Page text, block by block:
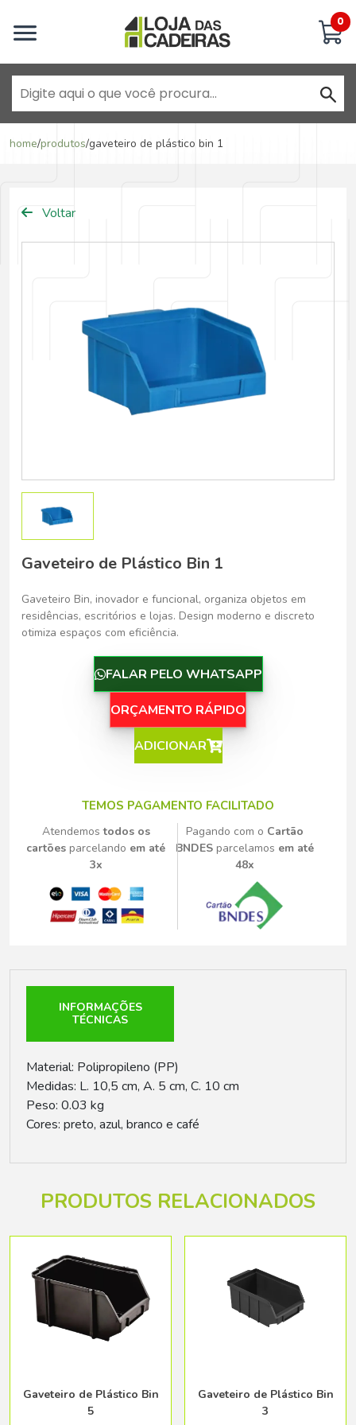
0
home/produtos/gaveteiro de plástico bin 1
Voltar
Gaveteiro de Plástico Bin 1
Gaveteiro Bin, inovador e funcional, organiza objetos em
residências, escritórios e lojas. Design moderno e discreto
otimiza espaços com eficiência.
FALAR PELO WHATSAPP
ORÇAMENTO RÁPIDO
ADICIONAR
TEMOS PAGAMENTO FACILITADO
Atendemostodos os
cartões parcelando em até
3x
Pagando com o Cartão
BNDESparcelamos em até
48x
INFORMAÇÕES
TÉCNICAS
Material: Polipropileno (PP)
Medidas: L. 10,5 cm, A. 5 cm, C. 10 cm
Peso: 0.03 kg
Cores: preto, azul, branco e café
PRODUTOS RELACIONADOS
Gaveteiro de Plástico Bin
5
Gaveteiro de Plástico Bin
3
Inicie uma conversa
Goiânia - Jardim América
Anápolis - Jundiaí
Goiânia - Jardim América II
Belo Horizonte - Belo Horizonte